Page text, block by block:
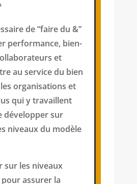
de “faire du &”
performance, bien-
et
au service du bien
organisations et
qui y travaillent
développersur
niveaux du modèle
sur les niveaux
assurer la